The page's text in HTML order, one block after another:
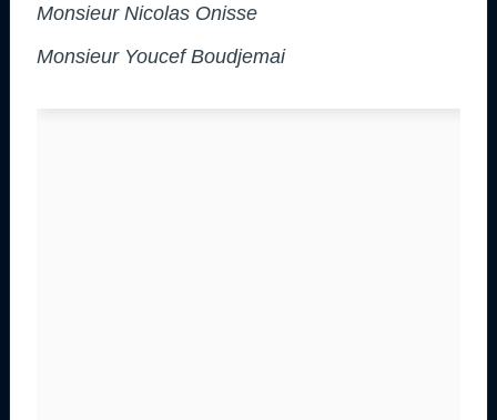
Monsieur Nicolas Onisse
Monsieur Youcef Boudjemai